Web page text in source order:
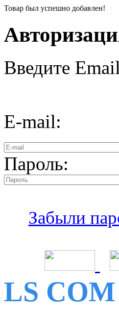
Товар был успешно добавлен!
Введите
E-mail:
Пароль:
Забыли
LS COM